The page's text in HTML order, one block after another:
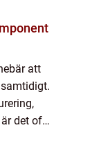
att
det ofta